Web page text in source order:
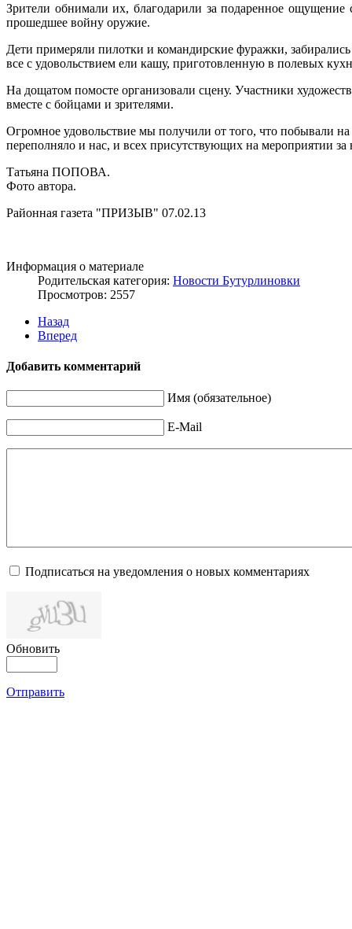
Зрители обнимали их, благодарили за подаренное ощущение
прошедшее войну оружие.
Дети примеряли пилотки и командирские фуражки,
все с удовольствием ели кашу, приготовленную в полевых
На дощатом помосте организовали сцену. Участники
вместе с бойцами и зрителями.
Огромное удовольствие мы получили от того, что побывали
переполняло и нас, и всех присутствующих на мероприятии
Татьяна ПОПОВА.
Фото автора.
Районная газета "ПРИЗЫВ" 07.02.13
Информация о материале
Родительская категория: Новости Бутурлиновки
Просмотров: 2557
Назад
Вперед
Добавить комментарий
Имя (обязательное)
E-Mail
Подписаться на уведомления о новых комментариях
Обновить
Отправить